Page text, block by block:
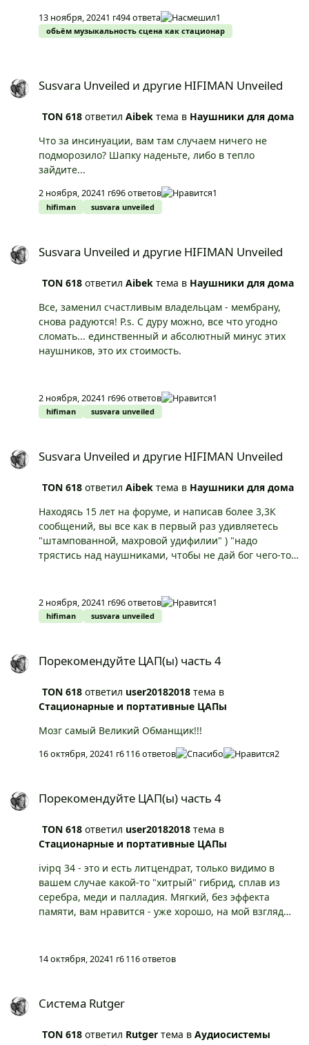
13 ноября, 20241 г494 ответа 1
обьём музыкальность сцена как стационар
Susvara Unveiled и другие HIFIMAN Unveiled
TON 618ответил Aibekтема в Наушники для дома
Что за инсинуации, вам там случаем ничего не
подморозило? Шапку наденьте, либо в тепло
зайдите...
2 ноября, 20241 г696 ответов 1
hifiman susvara unveiled
Susvara Unveiled и другие HIFIMAN Unveiled
TON 618ответил Aibekтема в Наушники для дома
Все, заменил счастливым владельцам - мембрану,
снова радуются! P.s. С дуру можно, все что угодно
сломать... единственный и абсолютный минус этих
наушников, это их стоимость.
2 ноября, 20241 г696 ответов 1
hifiman susvara unveiled
Susvara Unveiled и другие HIFIMAN Unveiled
TON 618ответил Aibekтема в Наушники для дома
Находясь 15 лет на форуме, и написав более 3,3К
сообщений, вы все как в первый раз удивляетесь
"штампованной, махровой удифилии" ) "надо
трястись над наушниками, чтобы не дай бог чего-то
саморезов слушать будете" - слушаешь, снял
защитные чаши, не слушаешь - надел, проблем нет
никаких. "В итоге получилось уродливое и
и субъективизма, лично, субъективно считаю
эталоном минимализма, эстетики исполнения,
материалов и удобства использования...
действительно, абсолютно открытые наушники! "за
8000 долларов пожалели натуральную кожу для
ящика и вместо этого убогий кожзам" - не
что-то придумать посерьезней, я в аналогичном
2 ноября, 20241 г696 ответов 1
hifiman susvara unveiled
Порекомендуйте ЦАП(ы) часть 4
TON 618ответил user20182018тема в
Стационарные и портативные ЦАПы
Мозг самый Великий Обманщик!!!
16 октября, 20241 г6 116 ответов 2
Порекомендуйте ЦАП(ы) часть 4
TON 618ответил user20182018тема в
Стационарные и портативные ЦАПы
ivipq 34 - это и есть литцендрат, только видимо в
вашем случае какой-то "хитрый" гибрид, сплав из
серебра, меди и палладия. Мягкий, без эффекта
памяти, вам нравится - уже хорошо, на мой взгляд
бескислородную, монокристаллическую медь 7N ОСС"
и звучат" одинаково хорошо! ) а так все верно, на
балансе усиление больше, поэтому и на 5дб громче
вам так, если вы конечно хотите их и они вам по
14 октября, 20241 г6 116 ответов
Система Rutger
TON 618ответил Rutgerтема в Аудиосистемы